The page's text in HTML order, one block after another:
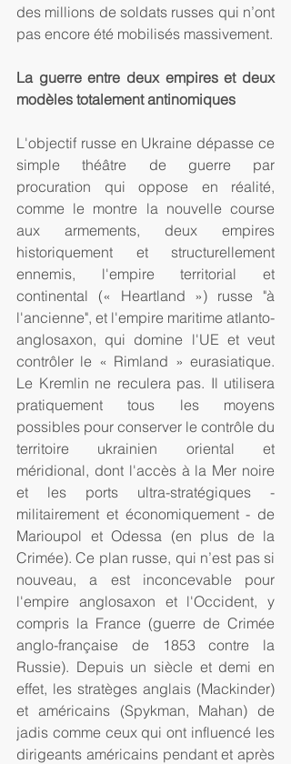
des millions de soldats russes qui n’ont
La guerre entre deux empires et deux
modèles totalement antinomiques
L'objectif russe en Ukraine dépasse ce
simple théâtre de guerre par
procuration qui oppose en réalité,
comme le montre la nouvelle course
aux armements, deux empires
historiquement et structurellement
ennemis, l'empire territorial et
continental (« Heartland ») russe "à
l'ancienne", et l'empire maritime atlanto-
anglosaxon, qui domine l'UE et veut
contrôler le « Rimland » eurasiatique.
Le Kremlin ne reculera pas. Il utilisera
pratiquement tous les moyens
possibles pour conserver le contrôle du
territoire ukrainien oriental et
méridional, dont l'accès à la Mer noire
et les ports ultra-stratégiques -
militairement et économiquement - de
Marioupol et Odessa (en plus de la
Crimée). Ce plan russe, qui n’est pas si
nouveau, a est inconcevable pour
l'empire anglosaxon et l'Occident, y
compris la France (guerre de Crimée
anglo-française de 1853 contre la
Russie). Depuis un siècle et demi en
effet, les stratèges anglais (Mackinder)
et américains (Spykman, Mahan) de
jadis comme ceux qui ont influencé les
dirigeants américains pendant et après